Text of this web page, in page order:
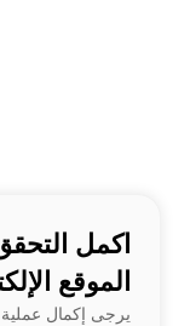
اكمل
الموقع
يرجى إكمال